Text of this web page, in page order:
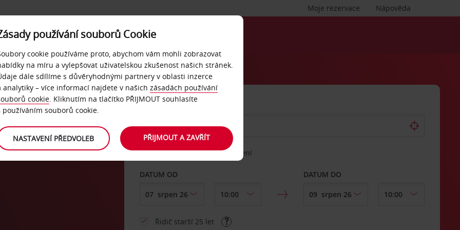
Nápověda
Moje rezervace
NAŠE SLUŽBY FIREMNÍ ZÁKAZNÍCI
Vyberte si jiné místo vrácení
DATUM OD DATUM DO
Řidič starší 25 let
používání souborů Cookie
cookie používáme proto, abychom vám mohli zobrazovat
na míru a vylepšovat uživatelskou zkušenost našich stránek.
dále sdílíme s důvěryhodnými partnery v oblasti inzerce
analytiky – více informací najdete v našich zásadách používání
cookie. Kliknutím na tlačítko PŘIJMOUT souhlasíte
používáním souborů cookie.
NASTAVENÍ PŘEDVOLEB PŘIJMOUT A ZAVŘÍT